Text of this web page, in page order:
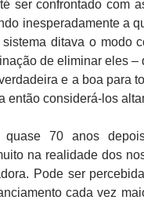
ser confrontado com
inesperadamente a
ditava o modo
de eliminar eles
e a boa para
então considerá-los
quase 70 anos
na realidade dos
Pode ser
cada vez